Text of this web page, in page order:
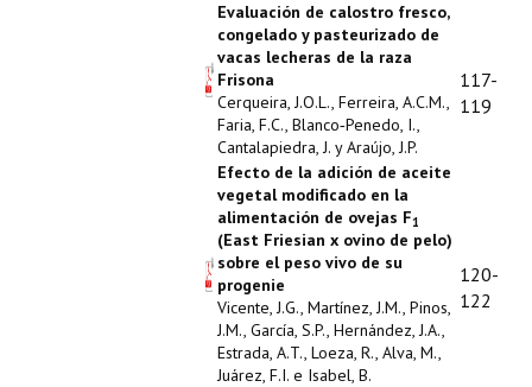
Evaluación de calostro fresco,
congelado y pasteurizado de
vacas lecheras de la raza
Frisona
Cerqueira, J.O.L., Ferreira, A.C.M.,
Faria, F.C., Blanco‑Penedo, I.,
Cantalapiedra, J. y Araújo, J.P.
117-
119
Efecto de la adición de aceite
vegetal modificado en la
alimentación de ovejas F1
(East Friesian x ovino de pelo)
sobre el peso vivo de su
progenie
Vicente, J.G., Martínez, J.M., Pinos,
J.M., García, S.P., Hernández, J.A.,
Estrada, A.T., Loeza, R., Alva, M.,
Juárez, F.I. e Isabel, B.
120-
122